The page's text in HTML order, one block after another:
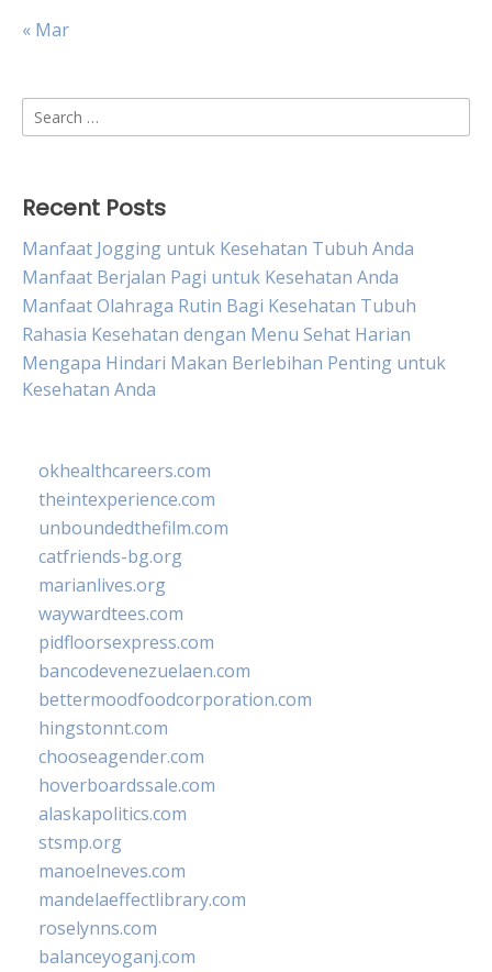
« Mar
Search
for:
Recent Posts
Manfaat Jogging untuk Kesehatan Tubuh Anda
Manfaat Berjalan Pagi untuk Kesehatan Anda
Manfaat Olahraga Rutin Bagi Kesehatan Tubuh
Rahasia Kesehatan dengan Menu Sehat Harian
Mengapa Hindari Makan Berlebihan Penting untuk
Kesehatan Anda
okhealthcareers.com
theintexperience.com
unboundedthefilm.com
catfriends-bg.org
marianlives.org
waywardtees.com
pidfloorsexpress.com
bancodevenezuelaen.com
bettermoodfoodcorporation.com
hingstonnt.com
chooseagender.com
hoverboardssale.com
alaskapolitics.com
stsmp.org
manoelneves.com
mandelaeffectlibrary.com
roselynns.com
balanceyoganj.com